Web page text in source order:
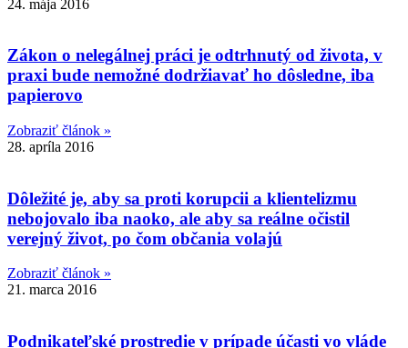
24. mája 2016
Zákon o nelegálnej práci je odtrhnutý od života, v
praxi bude nemožné dodržiavať ho dôsledne, iba
papierovo
Zobraziť článok »
28. apríla 2016
Dôležité je, aby sa proti korupcii a klientelizmu
nebojovalo iba naoko, ale aby sa reálne očistil
verejný život, po čom občania volajú
Zobraziť článok »
21. marca 2016
Podnikateľské prostredie v prípade účasti vo vláde